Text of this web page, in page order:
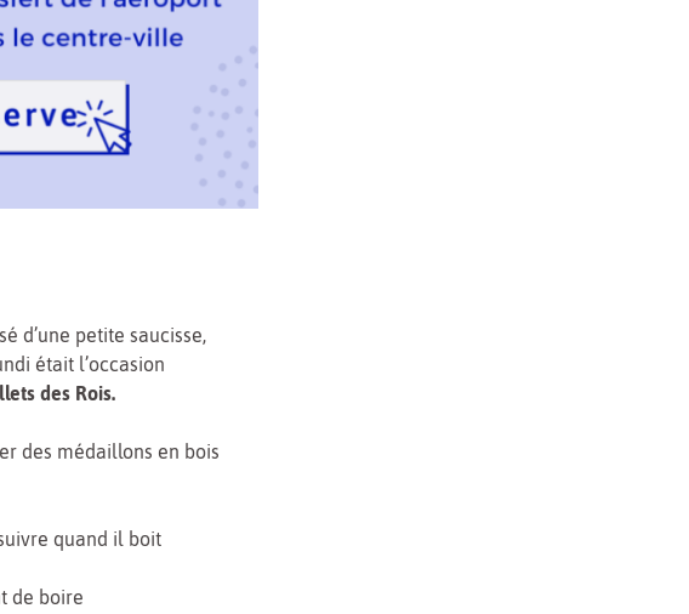
d’une petite saucisse,
était l’occasion
des Rois.
des médaillons en bois
quand il boit
de boire